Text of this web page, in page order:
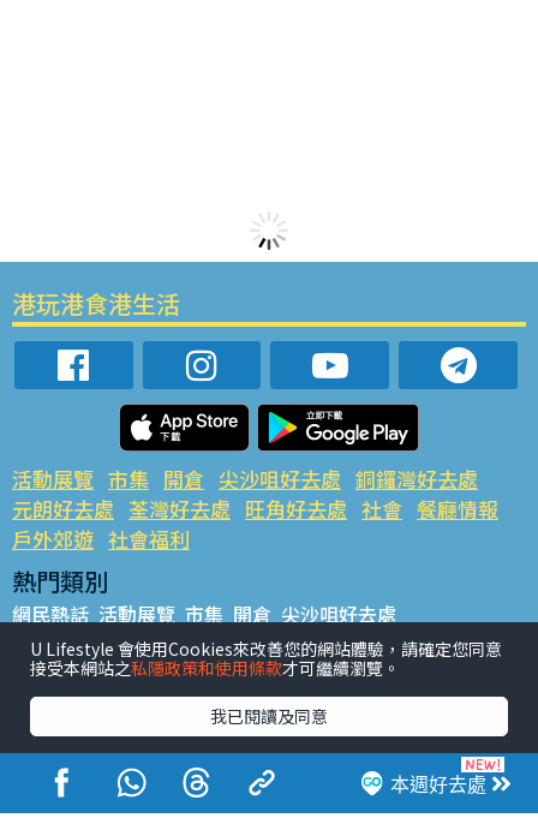
本週好去處
港玩港食港生活
活動展覽 市集 開倉 尖沙咀好去處 銅鑼灣好去處
元朗好去處 荃灣好去處 旺角好去處 社會 餐廳情報
戶外郊遊 社會福利
熱門類別
網民熱話 活動展覽 市集 開倉 尖沙咀好去處
銅鑼灣好去處 元朗好去處 荃灣好去處 旺角好去處 社會
餐廳情報 戶外郊遊
熱門標籤
#UGO搵好去處 #人氣活動推介 #美食社群熱話
#親子玩樂好去處
#ULifestyle應用程式
#限時搶
#UJetso禮物放送
#ULifestyle商戶中心 #著數 #網絡熱話
U Lifestyle 會使用Cookies來改善您的網站體驗，請確定您同意
接受本網站之私隱政策和使用條款才可繼續瀏覽。
我已閱讀及同意